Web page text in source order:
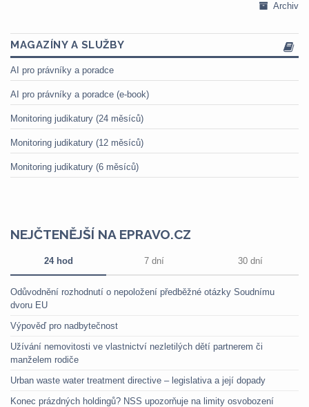
Archiv
MAGAZÍNY A SLUŽBY
AI pro právníky a poradce
AI pro právníky a poradce (e-book)
Monitoring judikatury (24 měsíců)
Monitoring judikatury (12 měsíců)
Monitoring judikatury (6 měsíců)
NEJČTENĚJŠÍ NA EPRAVO.CZ
24 hod 7 dní 30 dní
Odůvodnění rozhodnutí o nepoložení předběžné otázky Soudnímu
dvoru EU
Výpověď pro nadbytečnost
Užívání nemovitosti ve vlastnictví nezletilých dětí partnerem či
manželem rodiče
Urban waste water treatment directive – legislativa a její dopady
Konec prázdných holdingů? NSS upozorňuje na limity osvobození